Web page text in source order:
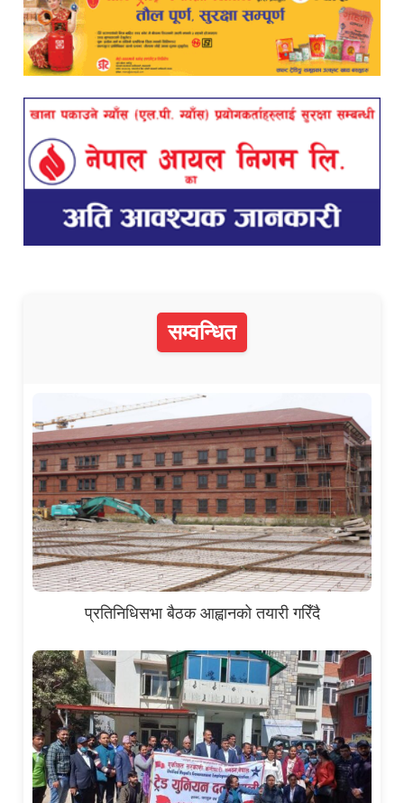
सम्वन्धित
प्रतिनिधिसभा बैठक आह्वानको तयारी गरिँदै